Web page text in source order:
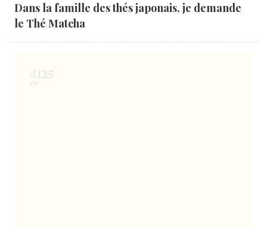
Dans la famille des thés japonais, je demande
le Thé Matcha
4125